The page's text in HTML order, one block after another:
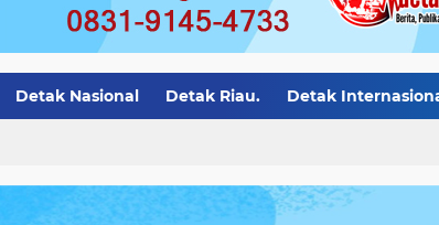
Detak Nasional Detak Riau. Detak